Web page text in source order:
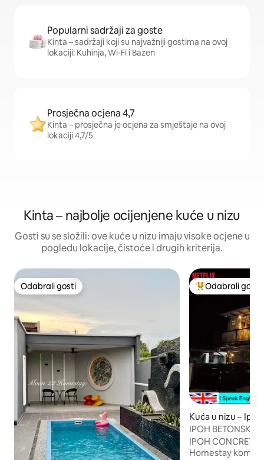
Popularni sadržaji za goste
Kinta – sadržaji koji su najvažniji gostima na ovoj
lokaciji: Kuhinja, Wi-Fi i Bazen
Prosječna ocjena 4,7
Kinta – prosječna je ocjena za smještaje na ovoj
lokaciji 4,7/5
Kinta – najbolje ocijenjene kuće u nizu
Gosti su se složili: ove kuće u nizu imaju visoke ocjene u
pogledu lokacije, čistoće i drugih kriterija.
Odabrali gosti
Odabrali gosti Među najviše
Odabrali gosti
Kuća u nizu – Ipoh
IPOH BETONSKA
gruba.vintage狂
IPOH CONCRETE
Homestay